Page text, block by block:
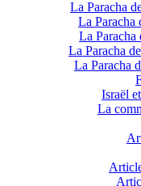
La Paracha
La Paracha
La Paracha
La Paracha
La Paracha
Israël
La